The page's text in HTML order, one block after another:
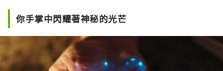
你手掌中閃耀著神秘的光芒